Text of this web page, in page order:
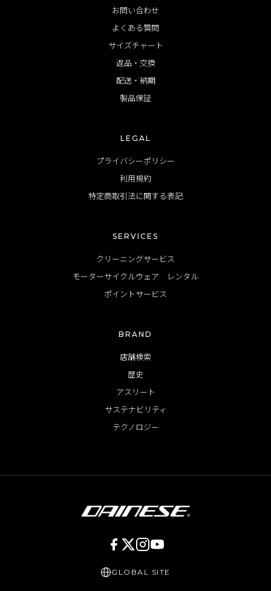
お問い合わせ
よくある質問
サイズチャート
返品・交換
配送・納期
製品保証
LEGAL
プライバシーポリシー
利用規約
特定商取引法に関する表記
SERVICES
クリーニングサービス
モーターサイクルウェア レンタル
ポイントサービス
BRAND
店舗検索
歴史
アスリート
サステナビリティ
テクノロジー
GLOBAL SITE